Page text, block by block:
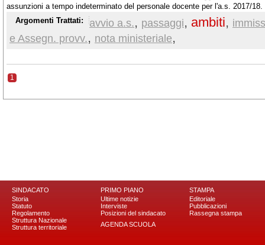
assunzioni a tempo indeterminato del personale docente per l'a.s. 2017/
provvisorie
Argomenti Trattati: avvio a.s., passaggi, ambiti,
e Assegn. provv., nota ministeriale,
1
SINDACATO
Storia
Statuto
Regolamento
Struttura Nazionale
Struttura territoriale
PRIMO PIANO
Ultime notizie
Interviste
Posizioni del sindacato
AGENDA SCUOLA
STAMPA
Editoriale
Pubblicazioni
Rassegna stampa